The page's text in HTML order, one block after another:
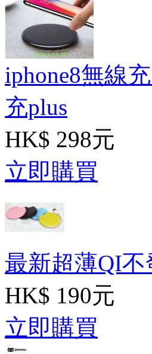
iphone8無線
充plus
HK$ 298元
立即購買
最新超薄QI
HK$ 190元
立即購買